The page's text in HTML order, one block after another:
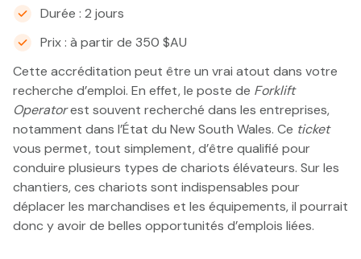
Durée : 2 jours
Prix : à partir de 350 $AU
Cette accréditation peut être un vrai atout dans votre
recherche d’emploi. En effet, le poste de Forklift
Operatorest souvent recherché dans les entreprises,
notamment dans l’État du New South Wales. Ce ticket
vous permet, tout simplement, d’être qualifié pour
conduire plusieurs types de chariots élévateurs. Sur les
chantiers, ces chariots sont indispensables pour
déplacer les marchandises et les équipements, il pourrait
donc y avoir de belles opportunités d’emplois liées.